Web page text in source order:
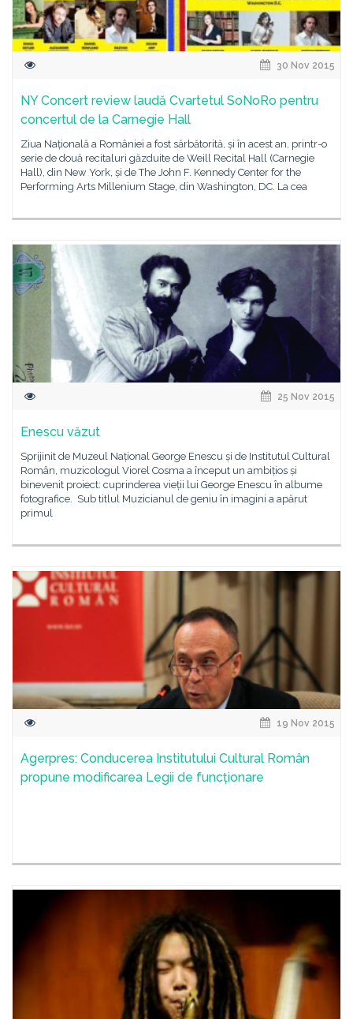
30 Nov 2015
NY Concert review laudă Cvartetul SoNoRo pentru
concertul de la Carnegie Hall
Ziua Națională a României a fost sărbătorită, și în acest an, printr-o
serie de două recitaluri găzduite de Weill Recital Hall (Carnegie
Hall), din New York, și de The John F. Kennedy Center for the
Performing Arts Millenium Stage, din Washington, DC. La cea
25 Nov 2015
Enescu văzut
Sprijinit de Muzeul Național George Enescu și de Institutul Cultural
Român, muzicologul Viorel Cosma a început un ambițios și
binevenit proiect: cuprinderea vieții lui George Enescu în albume
fotografice. Sub titlul Muzicianul de geniu în imagini a apărut
primul
19 Nov 2015
Agerpres: Conducerea Institutului Cultural Român
propune modificarea Legii de funcționare